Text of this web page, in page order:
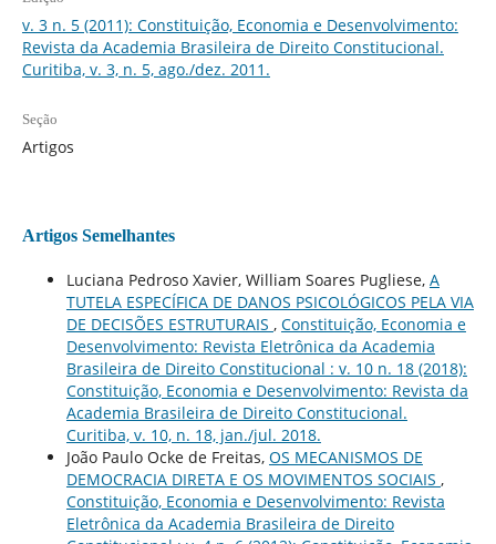
v. 3 n. 5 (2011): Constituição, Economia e Desenvolvimento:
Revista da Academia Brasileira de Direito Constitucional.
Curitiba, v. 3, n. 5, ago./dez. 2011.
Seção
Artigos
Artigos Semelhantes
Luciana Pedroso Xavier, William Soares Pugliese, A
TUTELA ESPECÍFICA DE DANOS PSICOLÓGICOS PELA VIA
DE DECISÕES ESTRUTURAIS , Constituição, Economia e
Desenvolvimento: Revista Eletrônica da Academia
Brasileira de Direito Constitucional : v. 10 n. 18 (2018):
Constituição, Economia e Desenvolvimento: Revista da
Academia Brasileira de Direito Constitucional.
Curitiba, v. 10, n. 18, jan./jul. 2018.
João Paulo Ocke de Freitas, OS MECANISMOS DE
DEMOCRACIA DIRETA E OS MOVIMENTOS SOCIAIS ,
Constituição, Economia e Desenvolvimento: Revista
Eletrônica da Academia Brasileira de Direito